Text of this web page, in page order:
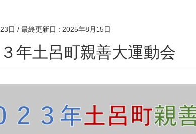
日 / 最終更新日 : 2025年8月15日
３年土呂町親善大運動会